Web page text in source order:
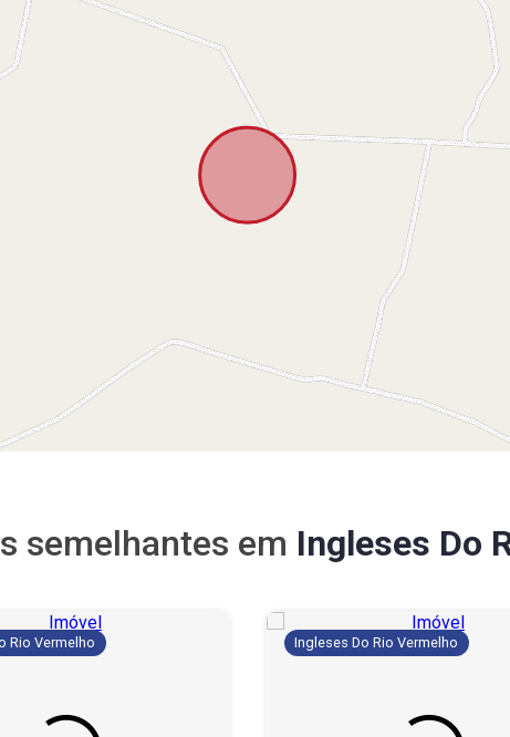
semelhantes em Ingleses Do
Rio Vermelho Ingleses Do Rio Vermelho